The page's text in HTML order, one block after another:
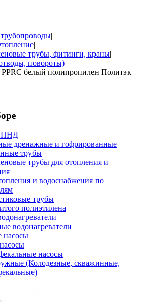
|
|
трубы, фитинги, краны|
повороты)
белый полипропилен Политэк
ПНД
дренажные и гофрированные
трубы
трубы для отопления и
и водоснабжения по
трубы
полиэтилена
водонагреватели
насосы
насосы
(Колодезные, скважинные,